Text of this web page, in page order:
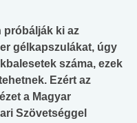
próbálják ki az
gélkapszulákat, úgy
száma, ezek
Ezért az
a Magyar
Szövetséggel